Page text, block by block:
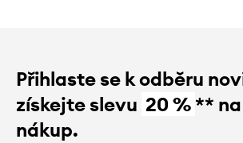
Přihlaste se k odběru
získejte slevu 20 %**
nákup.